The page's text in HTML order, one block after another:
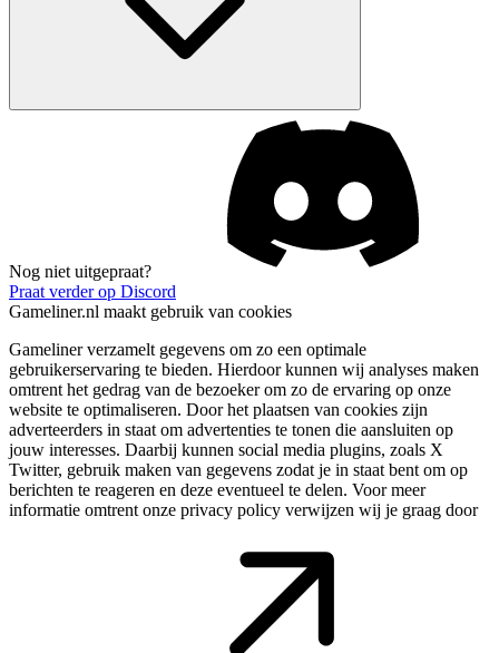
Nog niet uitgepraat?
Praat verder op Discord
Gameliner.nl maakt gebruik van cookies
Gameliner verzamelt gegevens om zo een optimale
gebruikerservaring te bieden. Hierdoor kunnen wij analyses maken
omtrent het gedrag van de bezoeker om zo de ervaring op onze
website te optimaliseren. Door het plaatsen van cookies zijn
adverteerders in staat om advertenties te tonen die aansluiten op
jouw interesses. Daarbij kunnen social media plugins, zoals X
Twitter, gebruik maken van gegevens zodat je in staat bent om op
berichten te reageren en deze eventueel te delen. Voor meer
informatie omtrent onze privacy policy verwijzen wij je graag door